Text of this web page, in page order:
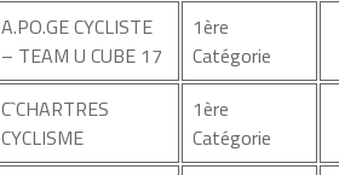
A.PO.GE CYCLISTE
– TEAM U CUBE 17
1ère
Catégorie
C`CHARTRES
CYCLISME
1ère
Catégorie